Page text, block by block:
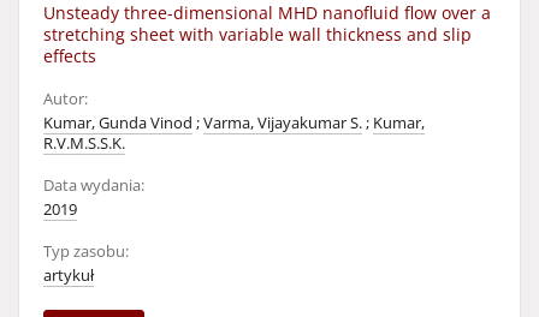
Unsteady three-dimensional MHD nanofluid flow over a
stretching sheet with variable wall thickness and slip
effects
Autor:
Kumar, Gunda Vinod ;Varma, Vijayakumar S.; Kumar,
R.V.M.S.S.K.
Data wydania:
2019
Typ zasobu:
artykuł